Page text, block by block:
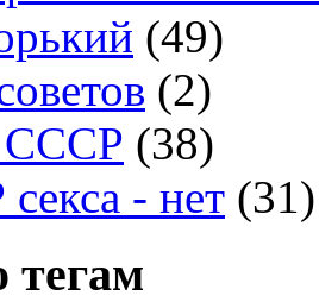
(49)
(2)
СССР (38)
- нет (31)
тегам